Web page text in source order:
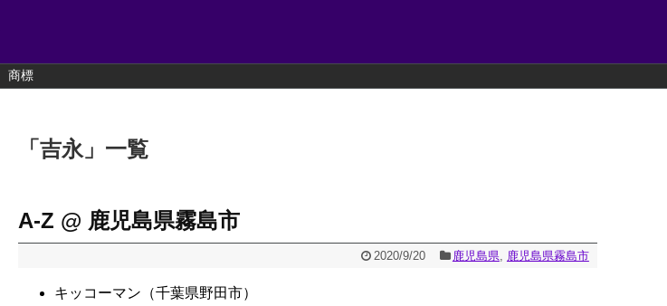
商標
「 吉永」 一覧
A-Z @ 鹿児島県霧島市
2020/9/20 鹿児島県, 鹿児島県霧島市
キッコーマン（千葉県野田市）